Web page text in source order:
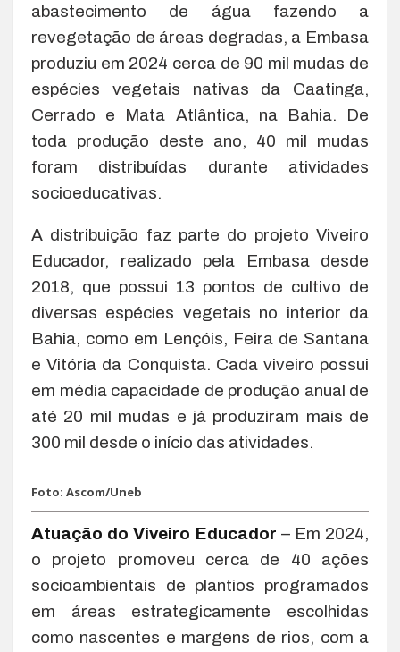
abastecimento de água fazendo a
revegetação de áreas degradas, a Embasa
produziu em 2024 cerca de 90 mil mudas de
espécies vegetais nativas da Caatinga,
Cerrado e Mata Atlântica, na Bahia. De
toda produção deste ano, 40 mil mudas
foram distribuídas durante atividades
socioeducativas.
A distribuição faz parte do projeto Viveiro
Educador, realizado pela Embasa desde
2018, que possui 13 pontos de cultivo de
diversas espécies vegetais no interior da
Bahia, como em Lençóis, Feira de Santana
e Vitória da Conquista. Cada viveiro possui
em média capacidade de produção anual de
até 20 mil mudas e já produziram mais de
300 mil desde o início das atividades.
Foto: Ascom/Uneb
Atuação do Viveiro Educador – Em 2024,
o projeto promoveu cerca de 40 ações
socioambientais de plantios programados
em áreas estrategicamente escolhidas
como nascentes e margens de rios, com a